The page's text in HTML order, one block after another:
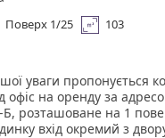
Поверх 1/25 103
уваги пропонується
офіс на оренду за
Б, розташоване на 1
вхід окремий з